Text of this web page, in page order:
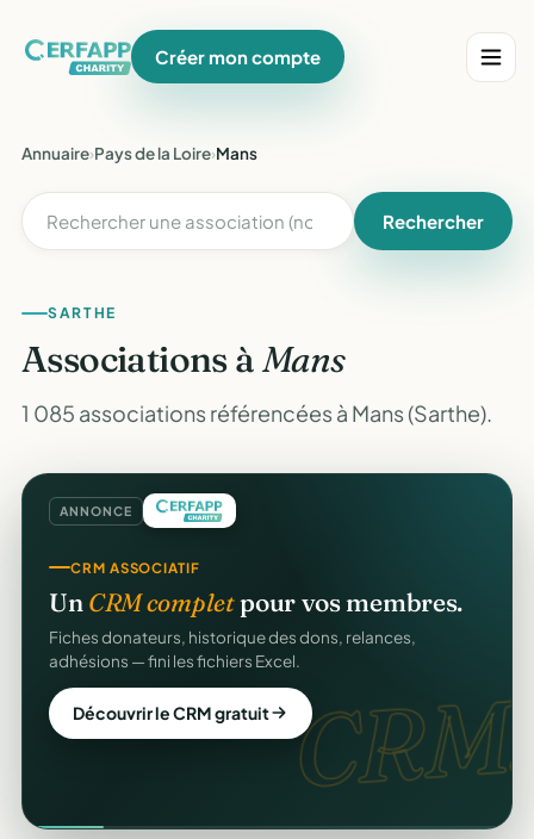
Créer mon compte
Annuaire›Pays de la Loire›Mans
Rechercher
SARTHE
Associations àMans
1 085 associations référencées à Mans (Sarthe).
ANNONCE
CRM.
CRM ASSOCIATIF
Un CRM completpour vos membres.
Fiches donateurs, historique des dons, relances,
adhésions — fini les fichiers Excel.
Découvrir le CRM gratuit